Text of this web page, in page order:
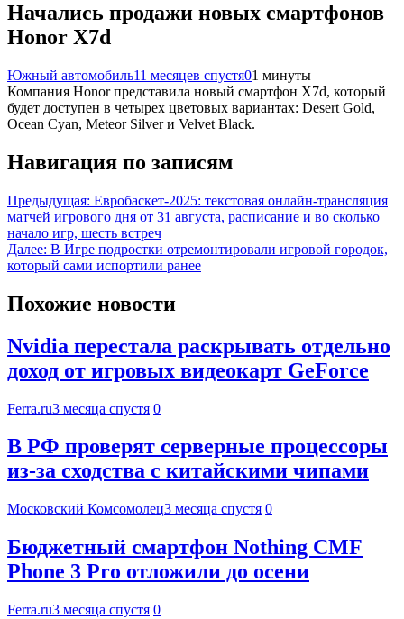
Начались продажи новых смартфонов
Honor X7d
Южный автомобиль11 месяцев спустя01 минуты
Компания Honor представила новый смартфон X7d, который
будет доступен в четырех цветовых вариантах: Desert Gold,
Ocean Cyan, Meteor Silver и Velvet Black.
Навигация по записям
Предыдущая: Евробаскет-2025: текстовая онлайн-трансляция
матчей игрового дня от 31 августа, расписание и во сколько
начало игр, шесть встреч
Далее: В Игре подростки отремонтировали игровой городок,
который сами испортили ранее
Похожие новости
Nvidia перестала раскрывать отдельно
доход от игровых видеокарт GeForce
Ferra.ru3 месяца спустя 0
В РФ проверят серверные процессоры
из-за сходства с китайскими чипами
Московский Комсомолец3 месяца спустя 0
Бюджетный смартфон Nothing CMF
Phone 3 Pro отложили до осени
Ferra.ru3 месяца спустя 0